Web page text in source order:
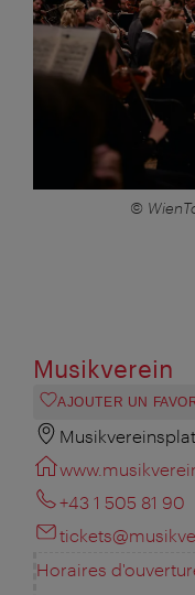
©
Musikverein
AJOUTER UN
+43 1 505 81 90
Horaires